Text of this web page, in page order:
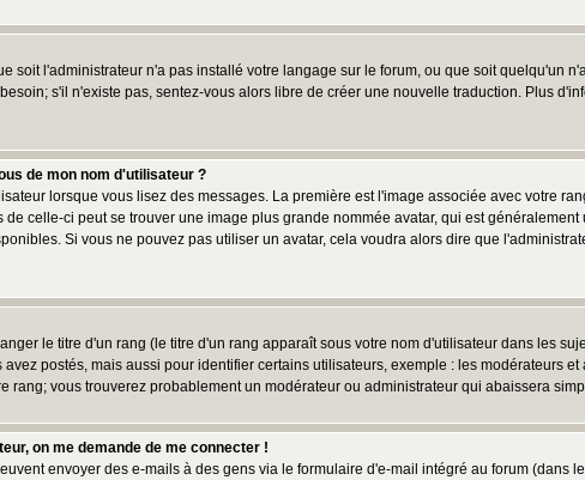
soit l'administrateur n'a pas installé votre langage sur le forum, ou que soit quelqu'un
s'il n'existe pas, sentez-vous alors libre de créer une nouvelle traduction. Plus
de mon nom d'utilisateur ?
lorsque vous lisez des messages. La première est l'image associée avec votre
de celle-ci peut se trouver une image plus grande nommée avatar, qui est
Si vous ne pouvez pas utiliser un avatar, cela voudra alors dire que
le titre d'un rang (le titre d'un rang apparaît sous votre nom d'utilisateur dans les
postés, mais aussi pour identifier certains utilisateurs, exemple : les modérateurs
rang; vous trouverez probablement un modérateur ou administrateur qui abaissera
on me demande de me connecter !
envoyer des e-mails à des gens via le formulaire d'e-mail intégré au forum